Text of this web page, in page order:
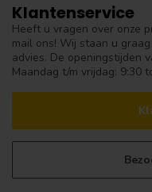
Klantenservice
Heeft u vragen over onze
mail ons! Wij staan u
advies. De openingstijden
Maandag t/m vrijdag: 9:30